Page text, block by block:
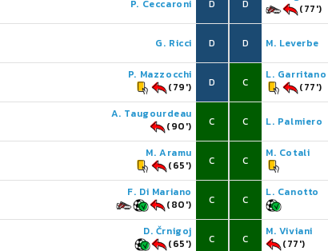
P. Ceccaroni D
G. Ricci D
P. Mazzocchi
(79')
D
A. Taugourdeau
(90')
C
M. Aramu
(65')
C
F. Di Mariano
(80')
C
D. Črnigoj
(65')
C
D
(77')
D M. Leverbe
C
L. Garritano
(77')
C L. Palmiero
C
M. Cotali
C
L. Canotto
C
M. Viviani
(77')